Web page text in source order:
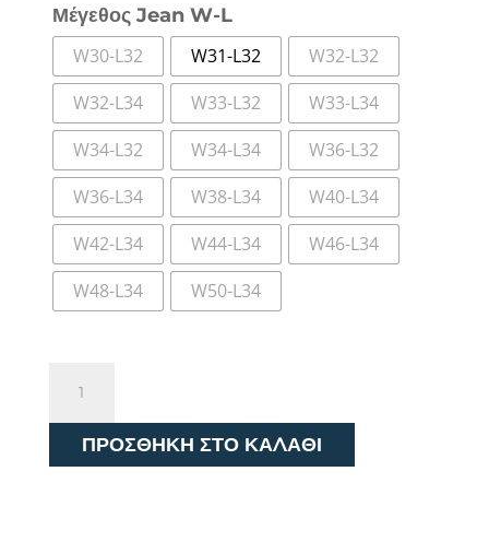
89,90 €.είναι:
70,00 €.
Μέγεθος Jean W-L
W30-L32
W31-L32
W32-L32
W32-L34
W33-L32
W33-L34
W34-L32
W34-L34
W36-L32
W36-L34
W38-L34
W40-L34
W42-L34
W44-L34
W46-L34
W48-L34
W50-L34
Texas
Slim
W12SAO990
ποσότητα
ΠΡΟΣΘΉΚΗ ΣΤΟ ΚΑΛΆΘΙ